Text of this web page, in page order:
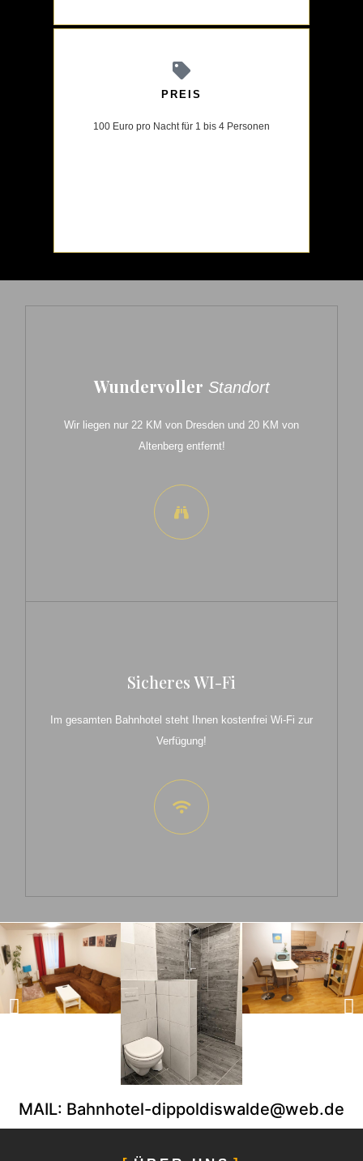
PREIS
100 Euro pro Nacht für 1 bis 4 Personen
Wundervoller Standort
Wir liegen nur 22 KM von Dresden und 20 KM von
Altenberg entfernt!
Sicheres WI-Fi
Im gesamten Bahnhotel steht Ihnen kostenfrei Wi-Fi zur
Verfügung!
MAIL: Bahnhotel-dippoldiswalde@web.de